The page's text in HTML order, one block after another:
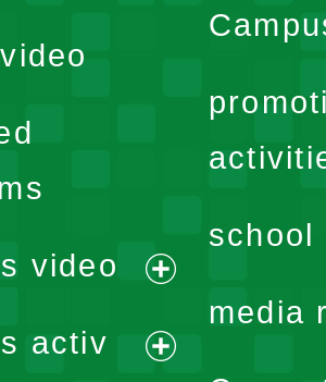
school
media
video
expand
menu
activ